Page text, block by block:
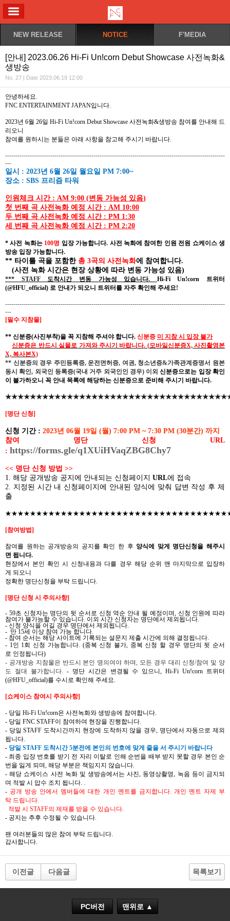
NEW RELEASE NOTICE F'MEDIA
[안내] 2023.06.26 Hi-Fi Un!corn Debut Showcase 사전녹화&
생방송
No. 27 | Date 2023.06.19 12:00
안녕하세요.
FNC ENTERTAINMENT JAPAN입니다.
2023년 6월 26일 Hi-Fi Un!corn Debut Showcase 사전녹화&생방송 참여를 안내해 드
리오니
참여를 원하시는 분들은 아래 사항을 참고해 주시기 바랍니다.
-----------------------------------------------------------------------------------------------------------
---
일시 : 2023년 6월 26일 월요일 PM 7:00~
장소 : SBS 프리즘 타워
인원체크 시간: AM 9:00 (변동 가능성 있음)
첫 번째 곡 사전녹화 예정 시간 : AM 10:00
두 번째 곡 사전녹화 예정 시간 : PM 1:30
세 번째 곡 사전녹화 예정 시간 : PM 2:20
*사전 녹화는 100명 입장 가능합니다. 사전 녹화에 참여한 인원 전원 쇼케이스 생
방송 입장 가능합니다.
** 타이틀 곡을 포함한 총 3곡의 사전녹화에 참여합니다.
(사전 녹화 시간은 현장 상황에 따라 변동 가능성 있음)
*** STAFF도착시간 변동 가능성 있습니다. Hi-Fi Un!corn 트위터
(@HFU_official) 로 안내가 되오니 트위터를 자주 확인해 주세요!
-----------------------------------------------------------------------------------------------------------
---
[필수 지참물]
** 신분증(사진부착)을 꼭 지참해 주셔야 합니다. 신분증 미 지참 시 입장 불가
신분증은 반드시 실물로 가져와 주시기 바랍니다. (모바일신분증X,사진촬영본
X, 복사본X)
** 신분증의 경우 주민등록증, 운전면허증, 여권, 청소년증&가족관계증명서 원본
동시 확인, 외국인 등록증(국내 거주 외국인인 경우) 이외 신분증으로는 입장 확인
이 불가하오니 꼭 안내 목록에 해당하는 신분증으로 준비해 주시기 바랍니다.
[명단 신청]
신청 기간: 2023년 06월 19일 (월) 7:00 PM ~ 7:30 PM (30분간) 까지
참여 명단 신청 URL
: https://forms.gle/q1XUiHVaqZBG8Chy7
<< 명단 신청 방법 >>
1. 해당 공개방송 공지에 안내되는 신청페이지 URL에
접속
2. 지정된 시간 내 신청페이지에 안내된 양식에 맞춰 답변 작성 후 제
출
[참여방법]
참여를 원하는 공개방송의 공지를 확인 한 후 양식에 맞게 명단신청을 해주시
면 됩니다.
현장에서 본인 확인 시 신청내용과 다를 경우 해당 순위 맨 마지막으로 입장하
게 되오니
정확한 명단신청을 부탁 드립니다.
[명단 신청 시 주의사항]
- 59초 신청자는 명단의 뒷 순서로 신청 역순 안내 될 예정이며, 신청 인원에 따라
참여가 불가능할 수 있습니다. 이외 시간 신청자는 명단에서 제외됩니다.
- 신청 양식을 어길 경우 명단에서 제외됩니다.
- 만 15세 이상 참여 가능 합니다.
- 참여 순서는 해당 사이트에 기록되는 설문지 제출 시간에 의해 결정됩니다.
- 1인 1회 신청 가능합니다. (중복 신청 불가, 중복 신청 할 경우 명단의 뒷 순서
로 인정됩니다)
- 공개방송 지참물은 반드시 본인 명의여야 하며, 모든 경우 대리 신청/참여 및 양
도 절대 불가합니다. - 명단 시간은 변경될 수 있으니,Hi-Fi Un!corn 트위터
(@HFU_official)를 수시로 확인해 주세요.
[쇼케이스 참여시 주의사항]
- 당일 Hi-Fi Un!corn은 사전녹화와 생방송에 참여합니다.
- 당일 FNC STAFF이 참여하여 현장을 진행합니다.
- 당일 STAFF 도착시간까지 현장에 도착하지 않을 경우, 명단에서 자동으로 제외
됩니다.
- 당일 STAFF 도착시간5분전에 본인의 번호에 맞게 줄을 서 주시기
바랍니다
- 최종 입장 번호를 받기 전 자리 이탈로 인해 순번을 배부 받지 못할 경우 본인 순
번을 잃게 되며, 해당 부분은 책임지지 않습니다.
-해당 쇼케이스 사전 녹화 및 생방송에서는 사진, 동영상촬영, 녹음 등이
금지되
며 적발 시 압수 조치 됩니다. .
- 공개 방송 안에서 멤버들에 대한 개인 멘트를 금지합니다. 개인 멘트 자제
부
탁 드립니다.
적발 시 STAFF의 제재를 받을 수 있습니다.
- 공지는 추후 수정될 수 있습니다.
팬 여러분들의 많은 참여 부탁 드립니다.
감사합니다.
이전글 다음글 목록보기
PC버전 맨위로 ▲